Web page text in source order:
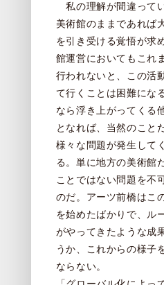
私の理解が間違って
美術館のままであれば
を引き受ける覚悟が求
館運営においてもこれ
行われないと、この活
て行くことは困難にな
なら浮き上がってくる
となれば、当然のこと
様々な問題が発生して
る。単に地方の美術館
ことではない問題を不
のだ。アーツ前橋はこ
を始めたばかりで、ル
がやってきたような成
うか、これからの様子
ならない。